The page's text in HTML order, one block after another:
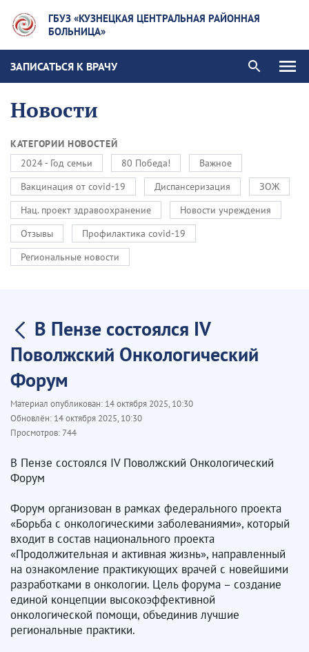
ГБУЗ «КУЗНЕЦКАЯ ЦЕНТРАЛЬНАЯ РАЙОННАЯ
БОЛЬНИЦА»
ЗАПИСАТЬСЯ К ВРАЧУ
Новости
КАТЕГОРИИ НОВОСТЕЙ
2024 - Год семьи
80 Победа!
Важное
Вакцинация от covid-19
Диспансеризация
ЗОЖ
Нац. проект здравоохранение
Новости учреждения
Отзывы
Профилактика covid-19
Региональные новости
В Пензе состоялся IV
Поволжский Онкологический
Форум
Материал опубликован: 14 октября 2025, 10:30
Обновлён: 14 октября 2025, 10:30
Просмотров:744
В Пензе состоялся IV Поволжский Онкологический
Форум
Форум организован в рамках федерального проекта
«Борьба с онкологическими заболеваниями», который
входит в состав национального проекта
«Продолжительная и активная жизнь», направленный
на ознакомление практикующих врачей с новейшими
разработками в онкологии. Цель форума – создание
единой концепции высокоэффективной
онкологической помощи, объединив лучшие
региональные практики.